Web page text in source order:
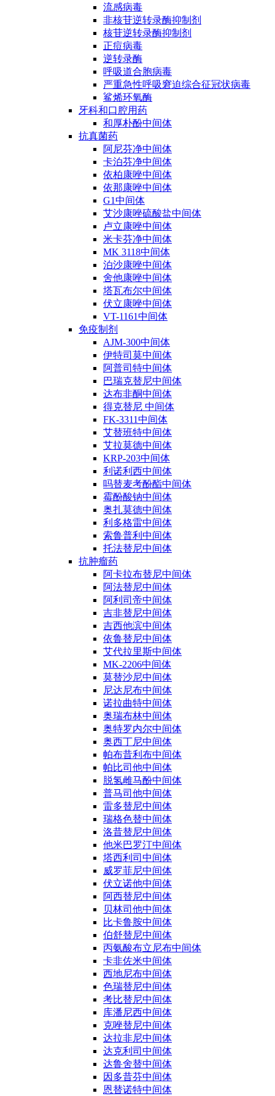
流感病毒
非核苷逆转录酶抑制剂
核苷逆转录酶抑制剂
正痘病毒
逆转录酶
呼吸道合胞病毒
严重急性呼吸窘迫综合征冠状病毒
鲨烯环氧酶
牙科和口腔用药
和厚朴酚中间体
抗真菌药
阿尼芬净中间体
卡泊芬净中间体
依柏康唑中间体
依那康唑中间体
G1中间体
艾沙康唑硫酸盐中间体
卢立康唑中间体
米卡芬净中间体
MK 3118中间体
泊沙康唑中间体
舍他康唑中间体
塔瓦布尔中间体
伏立康唑中间体
VT-1161中间体
免疫制剂
AJM-300中间体
伊特司莫中间体
阿普司特中间体
巴瑞克替尼中间体
达布非酮中间体
得克替尼 中间体
FK-3311中间体
艾替班特中间体
艾拉莫德中间体
KRP-203中间体
利诺利西中间体
吗替麦考酚酯中间体
霉酚酸钠中间体
奥扎莫德中间体
利多格雷中间体
索鲁普利中间体
托法替尼中间体
抗肿瘤药
阿卡拉布替尼中间体
阿法替尼中间体
阿利司帝中间体
吉非替尼中间体
吉西他滨中间体
依鲁替尼中间体
艾代拉里斯中间体
MK-2206中间体
莫替沙尼中间体
尼达尼布中间体
诺拉曲特中间体
奥瑞布林中间体
奥特罗内尔中间体
奥西丁尼中间体
帕布昔利布中间体
帕比司他中间体
脱氢雌马酚中间体
普马司他中间体
雷多替尼中间体
瑞格色替中间体
洛昔替尼中间体
他米巴罗汀中间体
塔西利司中间体
威罗菲尼中间体
伏立诺他中间体
阿西替尼中间体
贝林司他中间体
比卡鲁胺中间体
伯舒替尼中间体
丙氨酸布立尼布中间体
卡非佐米中间体
西地尼布中间体
色瑞替尼中间体
考比替尼中间体
库潘尼西中间体
克唑替尼中间体
达拉非尼中间体
达克利司中间体
达鲁舍替中间体
因多昔芬中间体
恩替诺特中间体